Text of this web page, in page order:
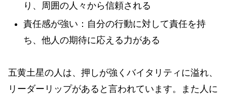
り、周囲の人々から信頼される
責任感が強い：自分の行動に対して責任を持
ち、他人の期待に応える力がある
五黄土星の人は、押しが強くバイタリティに溢れ、
リーダーリップがあると言われています。また人に